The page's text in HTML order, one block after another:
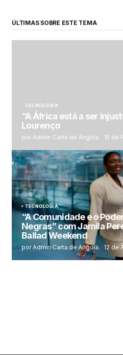
ÚLTIMAS SOBRE ESTE TEMA
TECNOLOGIA
“A África está a ser
Lourenço
por Admin Carta de Angola. 15 de
TECNOLOGIA
“A Comunidade e o
Negras” com Jamila
Ballad Weekend
por Admin Carta de Angola. 12 de